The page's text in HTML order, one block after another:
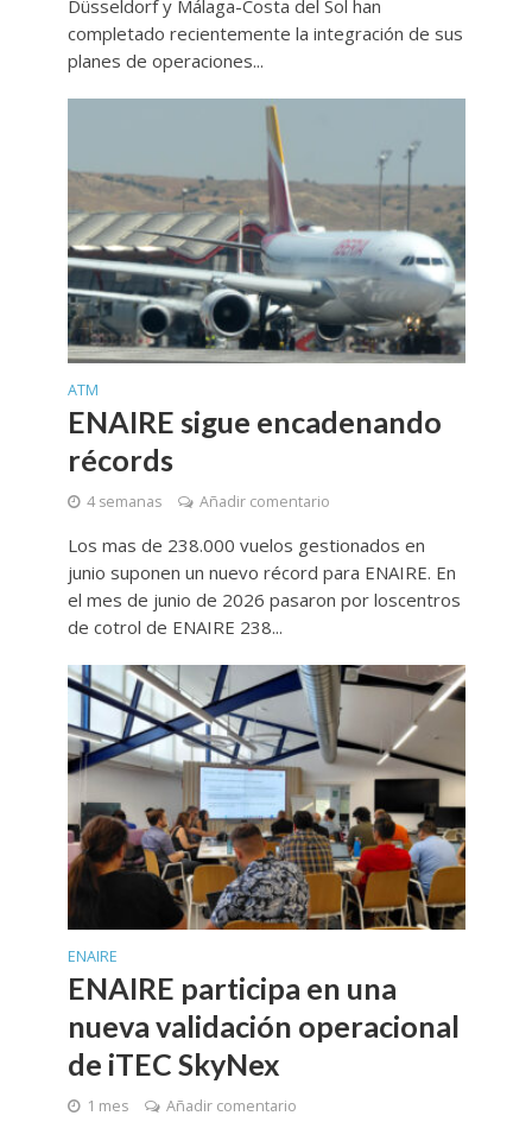
Düsseldorf y Málaga-Costa del Sol han
completado recientemente la integración de sus
planes de operaciones...
ATM
ENAIRE sigue encadenando
récords
4 semanas Añadir comentario
Los mas de 238.000 vuelos gestionados en
junio suponen un nuevo récord para ENAIRE. En
el mes de junio de 2026 pasaron por loscentros
de cotrol de ENAIRE 238...
ENAIRE
ENAIRE participa en una
nueva validación operacional
de iTEC SkyNex
1 mes Añadir comentario